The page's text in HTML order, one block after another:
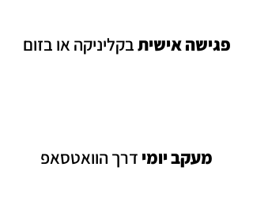
פגישה אישיתבקליניקה או בזום
מעקב יומי דרך הוואטסאפ